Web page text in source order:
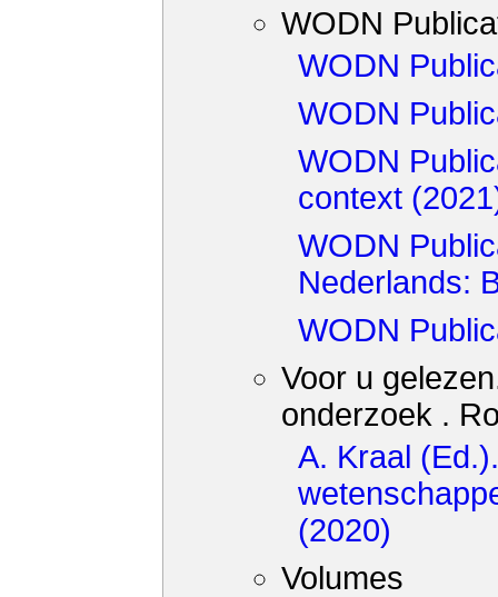
WODN
WODN
WODN
WODN
context
WODN
Nederlands:
WODN
Voor u
onderzoek .
A. Kraal
(2020)
Volumes